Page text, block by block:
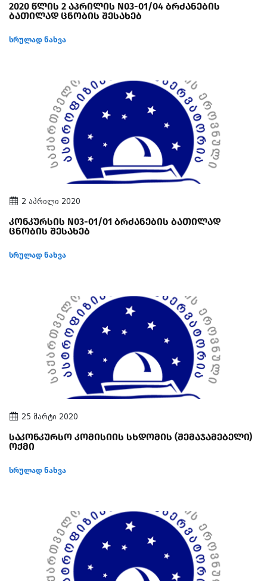
2020 წლის 2 აპრილის N03-01/04 ბრძანების
ბათილად ცნობის შესახებ
სრულად ნახვა
2 აპრილი 2020
კონკურსის N03-01/01 ბრძანების ბათილად
ცნობის შესახებ
სრულად ნახვა
25 მარტი 2020
საკონკურსო კომისიის სხდომის (შემაჯამებელი)
ოქმი
სრულად ნახვა